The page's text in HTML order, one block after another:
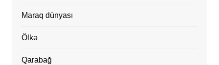
Maraq dünyası
Ölkə
Qarabağ